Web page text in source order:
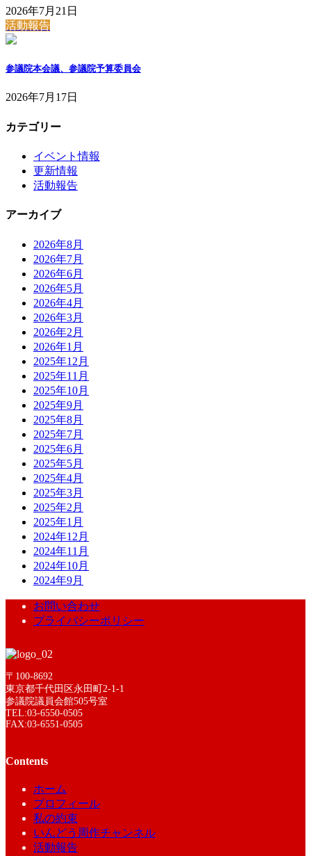
2026年7月21日
活動報告
参議院本会議、参議院予算委員会
2026年7月17日
カテゴリー
イベント情報
更新情報
活動報告
アーカイブ
2026年8月
2026年7月
2026年6月
2026年5月
2026年4月
2026年3月
2026年2月
2026年1月
2025年12月
2025年11月
2025年10月
2025年9月
2025年8月
2025年7月
2025年6月
2025年5月
2025年4月
2025年3月
2025年2月
2025年1月
2024年12月
2024年11月
2024年10月
2024年9月
お問い合わせ
プライバシーポリシー
〒100-8692
東京都千代田区永田町2-1-1
参議院議員会館505号室
TEL:03-6550-0505
FAX:03-6551-0505
Contents
ホーム
プロフィール
私の約束
いんどう周作チャンネル
活動報告